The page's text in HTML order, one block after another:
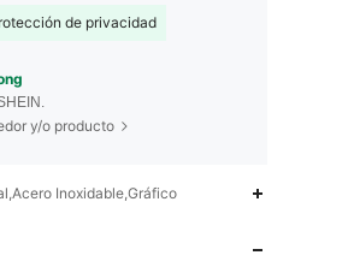
de privacidad
y/o producto
Inoxidable,Gráfico